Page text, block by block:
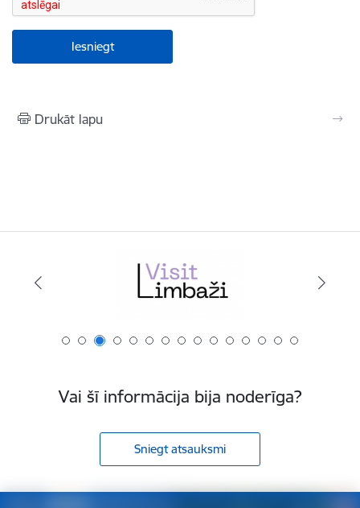
Drukāt lapu
Vai šī informācija bija noderīga?
Sniegt atsauksmi